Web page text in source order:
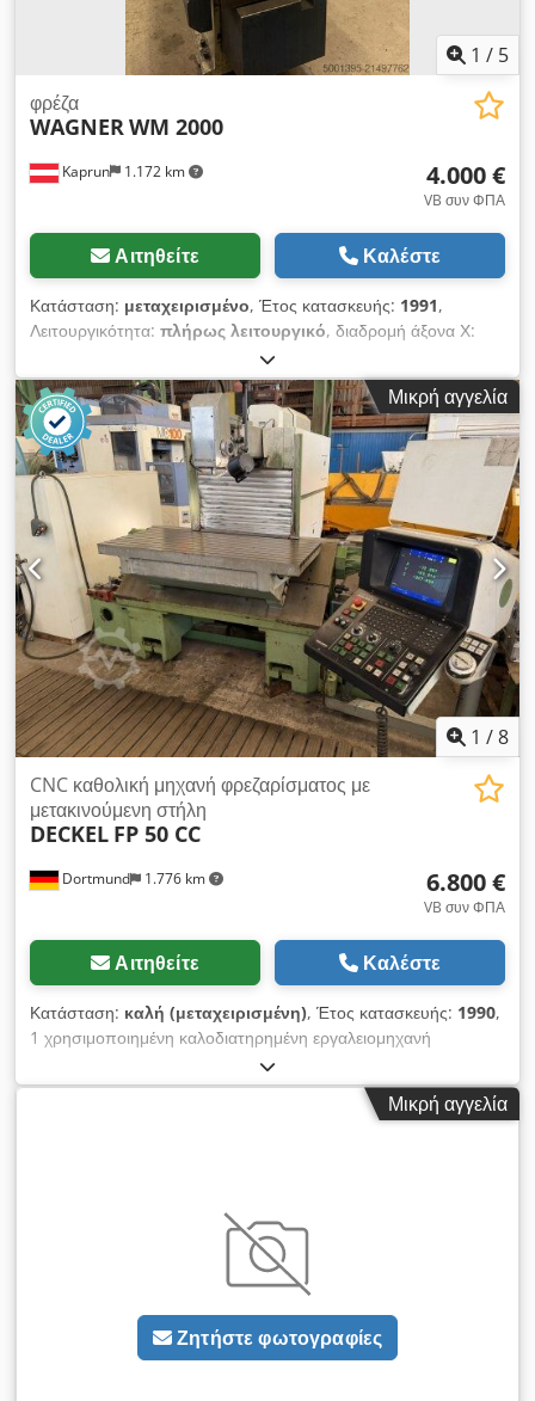
1 / 5
Kaprun 1.172 km
φρέζα
WAGNERWM 2000
4.000 €
VB συν ΦΠΑ
Αιτηθείτε Καλέστε
Κατάσταση: μεταχειρισμένο, Έτος κατασκευής: 1991,
Λειτουργικότητα: πλήρως λειτουργικό, διαδρομή άξονα Χ:
940 χιλ.
1.000 χιλ., Προσφέρουμε αυτό το μεταχειρισμένο
φρεζομηχάνημα WAGNER WM 2000, έτους κατασκευής 1991.
Τύπος: WM 2000 Dcodpfoyub Scex Aatsk Αριθμός
μηχανήματος: 9109330 Έτος κατασκευής: 1991 Εάν έχετε
απορίες ή χρειάζεστε περισσότερες πληροφορίες,
παρακαλούμε στείλτε μας μήνυμα ή καλέστε μας.
Μικρή αγγελία
1 /8
Dortmund 1.776 km
CNC καθολική μηχανή φρεζαρίσματος με
μετακινούμενη στήλη
DECKEL FP 50 CC
6.800 €
VB συν ΦΠΑ
Αιτηθείτε Καλέστε
Κατάσταση: καλή (μεταχειρισμένη), Έτος κατασκευής: 1990,
1 χρησιμοποιημένη καλοδιατηρημένη εργαλειομηχανή
φρεζαρίσματος με έλεγχο CNC σε έκδοση με κινούμενη στήλη
και έλεγχο διαδρομής CNC GRUNDIG Dialog 11 μέγεθος
τραπεζιού 1600 x 675 mm υποδοχή εργαλείων SK / ISO 40
τροφοδοσίας, απείρως μεταβλητό 2 - 10.000 mm/min Ταχεία
κίνηση σε όλους τους άξονες 10 m/min Εγκεφαλικό επεισόδιο
80 mm Ισχύς κίνησης 100 % ED 7,5 kW 40 % ED 12 kW
Διαστάσεις μηχανήματος Μ x Π x Υ 3600 x 3000 x 2300 mm
Βάρος μηχανήματος 6800 kg Διαστάσεις γραφείου ελέγχου Μ x
Π x Υ 1700 x 900 x 1750 mm Βάρος γραφείου ελέγχου 470 kg
Αξεσουάρ / Ειδικά χαρακτηριστικά: - Μηχανή φρεζαρίσματος
Μικρή αγγελία
Ζητήστε φωτογραφίες